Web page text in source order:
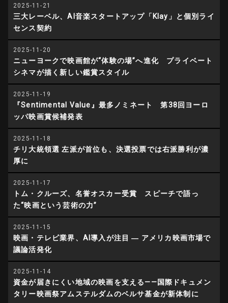
2025-11-21
三大レーベル、AI音楽スタートアップ「Klay」と個別ライ
センス契約
2025-11-20
ニューヨークで映画館が“体験の場”へ進化 プライベート
シネマが描く新しい鑑賞スタイル
2025-11-19
『Sentimental Value』最多ノミネート 第38回ヨーロ
ッパ映画賞候補発表
2025-11-18
チリ大統領選 左派が首位も、決選投票では右派勝利が濃
厚に
2025-11-17
トム・クルーズ、名誉オスカー受賞 スピーチで語っ
た“映画という芸術の力”
2025-11-15
映画・テレビ業界、AI導入が注目 ― アメリカ映画市場で
議論活発化
2025-11-14
資金が届きにくい地域の映画を支える——国際ドキュメン
タリー映画祭アムステルダムのベルサ基金が新体制に